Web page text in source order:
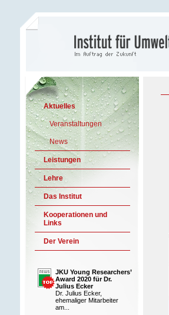
Aktuelles
Veranstaltungen
News
Leistungen
Lehre
Das Institut
Kooperationen und
Links
Der Verein
JKU Young Researchers’
Award 2020 für Dr.
Julius Ecker
Dr. Julius Ecker,
ehemaliger Mitarbeiter
am...